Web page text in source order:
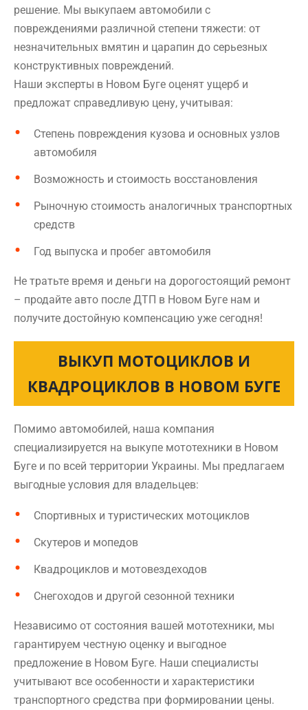
решение. Мы выкупаем автомобили с
повреждениями различной степени тяжести: от
незначительных вмятин и царапин до серьезных
конструктивных повреждений.
Наши эксперты в Новом Буге оценят ущерб и
предложат справедливую цену, учитывая:
Степень повреждения кузова и основных узлов
автомобиля
Возможность и стоимость восстановления
Рыночную стоимость аналогичных транспортных
средств
Год выпуска и пробег автомобиля
Не тратьте время и деньги на дорогостоящий ремонт
– продайте авто после ДТП в Новом Буге нам и
получите достойную компенсацию уже сегодня!
ВЫКУП МОТОЦИКЛОВ И
КВАДРОЦИКЛОВ В НОВОМ БУГЕ
Помимо автомобилей, наша компания
специализируется на выкупе мототехники в Новом
Буге и по всей территории Украины. Мы предлагаем
выгодные условия для владельцев:
Спортивных и туристических мотоциклов
Скутеров и мопедов
Квадроциклов и мотовездеходов
Снегоходов и другой сезонной техники
Независимо от состояния вашей мототехники, мы
гарантируем честную оценку и выгодное
предложение в Новом Буге. Наши специалисты
учитывают все особенности и характеристики
транспортного средства при формировании цены.